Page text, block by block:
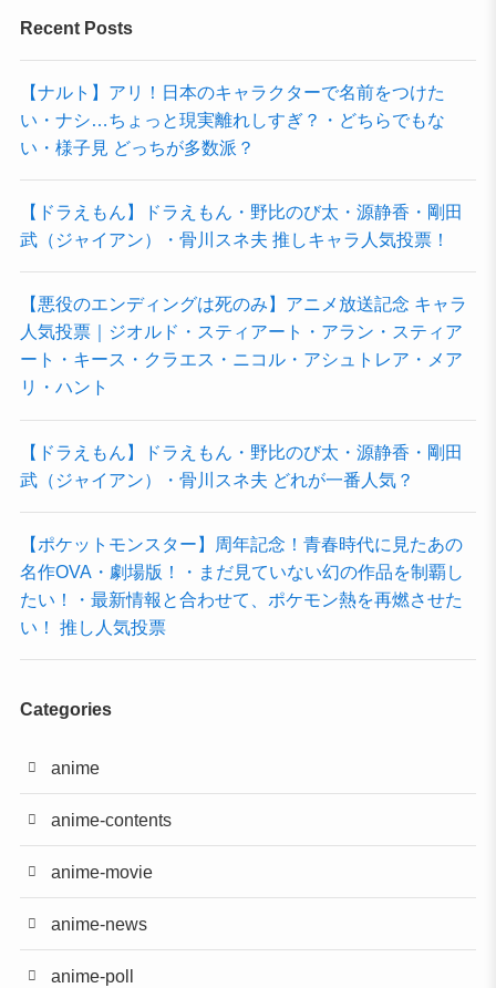
Recent Posts
【ナルト】アリ！日本のキャラクターで名前をつけた
い・ナシ…ちょっと現実離れしすぎ？・どちらでもな
い・様子見 どっちが多数派？
【ドラえもん】ドラえもん・野比のび太・源静香・剛田
武（ジャイアン）・骨川スネ夫 推しキャラ人気投票！
【悪役のエンディングは死のみ】アニメ放送記念 キャラ
人気投票｜ジオルド・スティアート・アラン・スティア
ート・キース・クラエス・ニコル・アシュトレア・メア
リ・ハント
【ドラえもん】ドラえもん・野比のび太・源静香・剛田
武（ジャイアン）・骨川スネ夫 どれが一番人気？
【ポケットモンスター】周年記念！青春時代に見たあの
名作OVA・劇場版！・まだ見ていない幻の作品を制覇し
たい！・最新情報と合わせて、ポケモン熱を再燃させた
い！ 推し人気投票
Categories
anime
anime-contents
anime-movie
anime-news
anime-poll